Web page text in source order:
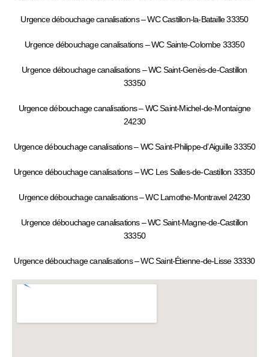
Urgence débouchage canalisations – WC Castillon-la-Bataille 33350
Urgence débouchage canalisations – WC Sainte-Colombe 33350
Urgence débouchage canalisations – WC Saint-Genès-de-Castillon
33350
Urgence débouchage canalisations – WC Saint-Michel-de-Montaigne
24230
Urgence débouchage canalisations – WC Saint-Philippe-d’Aiguille 33350
Urgence débouchage canalisations – WC Les Salles-de-Castillon 33350
Urgence débouchage canalisations – WC Lamothe-Montravel 24230
Urgence débouchage canalisations – WC Saint-Magne-de-Castillon
33350
Urgence débouchage canalisations – WC Saint-Étienne-de-Lisse 33330